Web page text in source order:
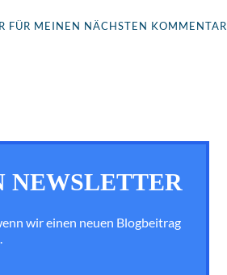
FÜR MEINEN NÄCHSTEN KOMMENTAR
NEWSLETTER
wir einen neuen Blogbeitrag